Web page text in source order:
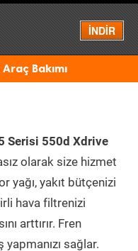
İNDİR
Menü
Bakımı
Serisi 550d Xdrive
olarak size hizmet
yağı, yakıt bütçenizi
hava filtrenizi
arttırır. Fren
sağlar.